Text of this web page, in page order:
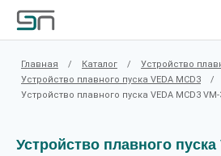
Главная / Каталог / Устройство
Устройство плавного пуска VEDA MCD3
/
Устройство плавного пуска VEDA MCD3 VM-
Устройство плавного пуска